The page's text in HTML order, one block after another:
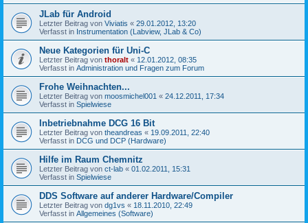
JLab für Android
Letzter Beitrag von Viviatis « 29.01.2012, 13:20
Verfasst in Instrumentation (Labview, JLab & Co)
Neue Kategorien für Uni-C
Letzter Beitrag von thoralt « 12.01.2012, 08:35
Verfasst in Administration und Fragen zum Forum
Frohe Weihnachten...
Letzter Beitrag von moosmichel001 « 24.12.2011, 17:34
Verfasst in Spielwiese
Inbetriebnahme DCG 16 Bit
Letzter Beitrag von theandreas « 19.09.2011, 22:40
Verfasst in DCG und DCP (Hardware)
Hilfe im Raum Chemnitz
Letzter Beitrag von ct-lab « 01.02.2011, 15:31
Verfasst in Spielwiese
DDS Software auf anderer Hardware/Compiler
Letzter Beitrag von dg1vs « 18.11.2010, 22:49
Verfasst in Allgemeines (Software)